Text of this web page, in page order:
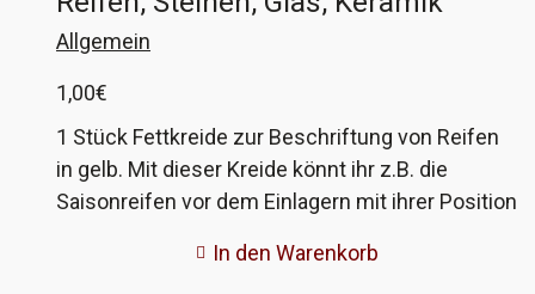
Allgemein
1,00€
1 Stück Fettkreide zur Beschriftung von Reifen
in gelb. Mit dieser Kreide könnt ihr z.B. die
Saisonreifen vor dem Einlagern mit ihrer Position
eingefahrene Schraube. Da die Kreide sehr
In den Warenkorb